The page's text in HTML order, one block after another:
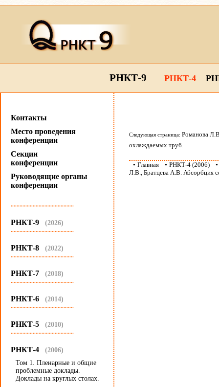
РНКТ-9 РНКТ-4
Контакты
Место проведения
конференции
Секции
конференции
Руководящие органы
конференции
...........................................
РНКТ-9 (2026)
...........................................
РНКТ-8 (2022)
...........................................
РНКТ-7 (2018)
...........................................
РНКТ-6 (2014)
...........................................
РНКТ-5 (2010)
...........................................
РНКТ-4 (2006)
Том 1. Пленарные и общие
проблемные доклады.
Доклады на круглых столах.
Следующая страница: Романова
охлаждаемых труб.
• Главная • РНКТ-4 (2006)
Л.В., Братцева А.В. Абсорбция